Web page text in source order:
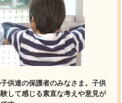
供達の保護者のみなさま。子供
して感じる素直な考えや意見が